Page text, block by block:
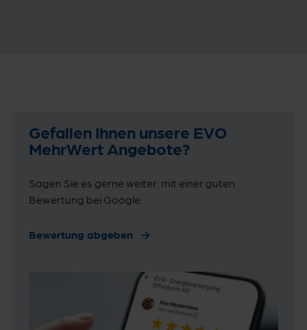
Gefallen Ihnen unsere EVO
MehrWert Angebote?
Sagen Sie es gerne weiter: mit einer guten
Bewertung bei Google.
Bewertung abgeben